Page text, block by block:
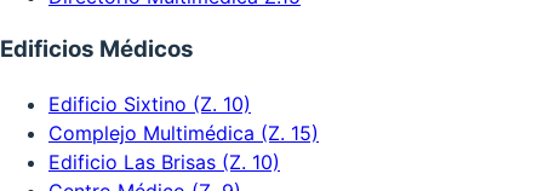
Edificios Médicos
Edificio Sixtino (Z. 10)
Complejo Multimédica (Z. 15)
Edificio Las Brisas (Z. 10)